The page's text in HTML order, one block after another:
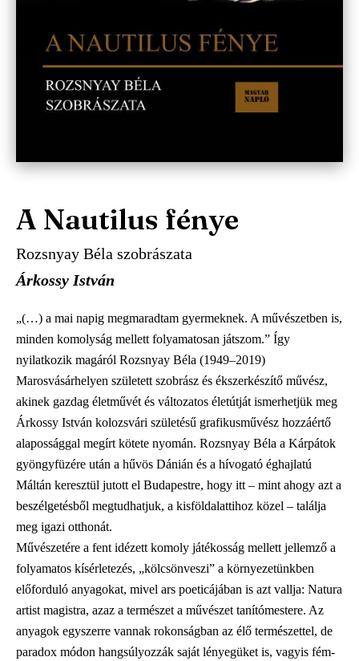
A Nautilus fénye
Rozsnyay Béla szobrászata
Árkossy István
„(…) a mai napig megmaradtam gyermeknek. A művészetben is,
minden komolyság mellett folyamatosan játszom.” Így
nyilatkozik magáról Rozsnyay Béla (1949–2019)
Marosvásárhelyen született szobrász és ékszerkészítő művész,
akinek gazdag életművét és változatos életútját ismerhetjük meg
Árkossy István kolozsvári születésű grafikusművész hozzáértő
alapossággal megírt kötete nyomán. Rozsnyay Béla a Kárpátok
gyöngyfüzére után a hűvös Dánián és a hívogató éghajlatú
Máltán keresztül jutott el Budapestre, hogy itt – mint ahogy azt a
beszélgetésből megtudhatjuk, a kisföldalattihoz közel – találja
meg igazi otthonát.
Művészetére a fent idézett komoly játékosság mellett jellemző a
folyamatos kísérletezés, „kölcsönveszi” a környezetünkben
előforduló anyagokat, mivel ars poeticájában is azt vallja: Natura
artist magistra, azaz a természet a művészet tanítómestere. Az
anyagok egyszerre vannak rokonságban az élő természettel, de
paradox módon hangsúlyozzák saját lényegüket is, vagyis fém-